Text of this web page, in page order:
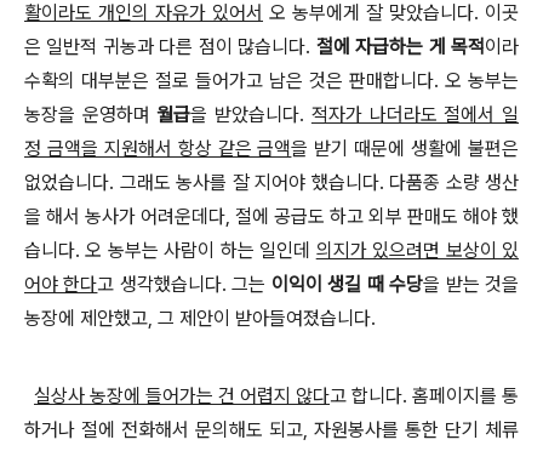
활이라도 개인의 자유가 있어서 오 농부에게 잘 맞았습니다. 이곳
은 일반적 귀농과 다른 점이 많습니다. 절에 자급하는 게 목적이라
수확의 대부분은 절로 들어가고 남은 것은 판매합니다. 오 농부는
농장을 운영하며월급을 받았습니다. 적자가 나더라도 절에서 일
정 금액을 지원해서 항상 같은 금액을 받기 때문에 생활에 불편은
없었습니다. 그래도 농사를 잘 지어야 했습니다. 다품종 소량 생산
을 해서 농사가 어려운데다, 절에 공급도 하고 외부 판매도 해야 했
습니다.오 농부는 사람이 하는 일인데 의지가 있으려면 보상이 있
어야 한다고 생각했습니다.그는 이익이 생길 때 수당을 받는 것을
농장에 제안했고, 그 제안이 받아들여졌습니다.
실상사 농장에 들어가는 건 어렵지 않다고 합니다. 홈페이지를 통
하거나 절에 전화해서 문의해도 되고, 자원봉사를 통한 단기 체류